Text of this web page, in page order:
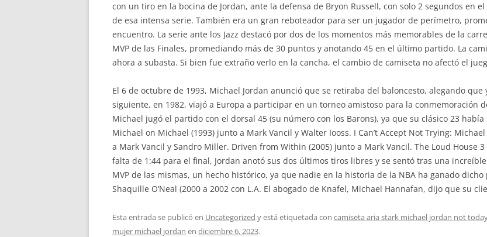
con un tiro en la bocina de Jordan, ante la defensa de Bryon Russell, con solo 2 segundos en
de esa intensa serie. También era un gran reboteador para ser un jugador de perímetro,
encuentro. La serie ante los Jazz destacó por dos de los momentos más memorables de la
MVP de las Finales, promediando más de 30 puntos y anotando 45 en el último partido. La
ahora a subasta. Si bien fue extraño verlo en la cancha, el cambio de camiseta no afectó el
El 6 de octubre de 1993, Michael Jordan anunció que se retiraba del baloncesto, alegando
siguiente, en 1982, viajó a Europa a participar en un torneo amistoso para la conmemoración
Michael jugó el partido con el dorsal 45 (su número con los Barons), ya que su clásico 23
Michael on Michael (1993) junto a Mark Vancil y Walter Iooss. I Can’t Accept Not Trying:
a Mark Vancil y Sandro Miller. Driven from Within (2005) junto a Mark Vancil. The Loud House
falta de 1:44 para el final, Jordan anotó sus dos últimos tiros libres y se sentó tras una
MVP de las mismas, un hecho histórico, ya que nadie en la historia de la NBA ha ganado
Shaquille O’Neal (2000 a 2002 con L.A. El abogado de Knafel, Michael Hannafan, dijo que su
Esta entrada se publicó en Uncategorized y está etiquetada con camiseta aria stark michael jordan not
mujer michael jordan en diciembre 6, 2023.